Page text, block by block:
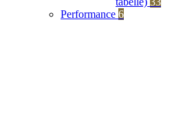
Performance 6